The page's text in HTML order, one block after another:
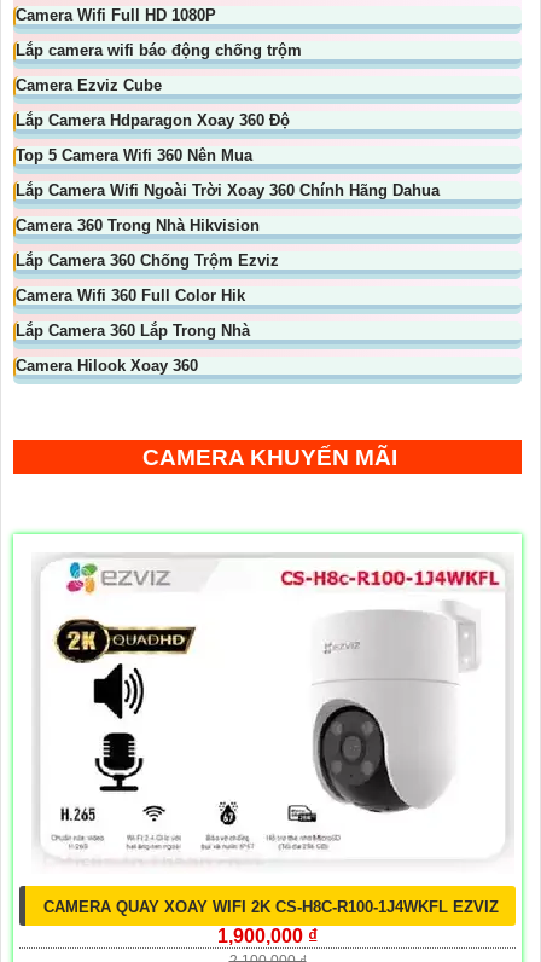
Camera Wifi Full HD 1080P
Lắp camera wifi báo động chống trộm
Camera Ezviz Cube
Lắp Camera Hdparagon Xoay 360 Độ
Top 5 Camera Wifi 360 Nên Mua
Lắp Camera Wifi Ngoài Trời Xoay 360 Chính Hãng Dahua
Camera 360 Trong Nhà Hikvision
Lắp Camera 360 Chống Trộm Ezviz
Camera Wifi 360 Full Color Hik
Lắp Camera 360 Lắp Trong Nhà
Camera Hilook Xoay 360
CAMERA KHUYẾN MÃI
CAMERA QUAY XOAY WIFI 2K CS-H8C-R100-1J4WKFL EZVIZ
1,900,000 ₫